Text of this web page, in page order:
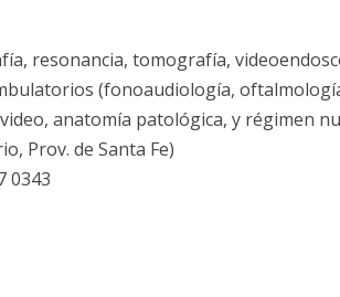
resonancia, tomografía,
(fonoaudiología,
anatomía patológica, y régimen
Prov. de Santa Fe)
0343